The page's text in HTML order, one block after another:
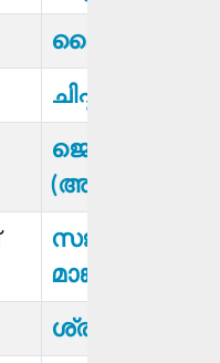
ലൈലാജോയി
ചിപ്പി ചന്ദ്രൻ
ജെ പ്രദീപ്
(അനികുട്ടന്‍)
സജീഷ് (അപ്പു
മാങ്കുട്ടം)
ശ്രീജ എസ്